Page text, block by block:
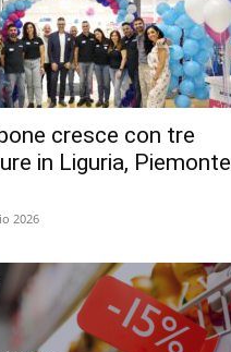
cresce con tre
in Liguria, Piemonte
2026